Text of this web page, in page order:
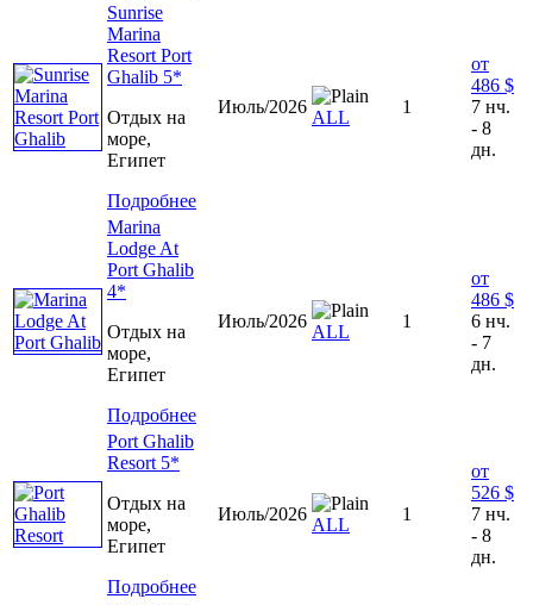
Sunrise
Marina
Resort Port
Ghalib 5*
Отдых на
море,
Египет
Подробнее
Июль/2026
ALL
1
от
486 $
7 нч.
- 8
дн.
Marina
Lodge At
Port Ghalib
4*
Отдых на
море,
Египет
Подробнее
Июль/2026
ALL
1
от
486 $
6 нч.
- 7
дн.
Port Ghalib
Resort 5*
Отдых на
море,
Египет
Подробнее
Июль/2026
ALL
1
от
526 $
7 нч.
- 8
дн.